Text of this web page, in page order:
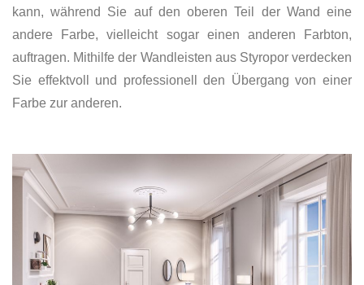
kann, während Sie auf den oberen Teil der Wand eine
andere Farbe, vielleicht sogar einen anderen Farbton,
auftragen. Mithilfe der Wandleisten aus Styropor verdecken
Sie effektvoll und professionell den Übergang von einer
Farbe zur anderen.